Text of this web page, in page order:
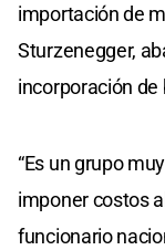
importación de
Sturzenegger,
incorporación
“Es un grupo
imponer costos
funcionario